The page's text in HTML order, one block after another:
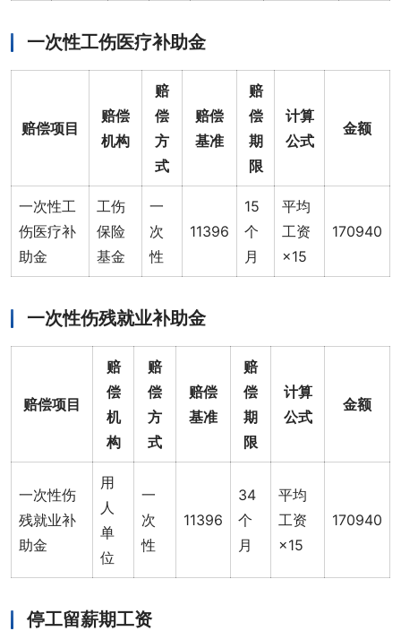
一次性工伤医疗补助金
赔偿项目
赔偿
机构
赔
偿
方
式
赔偿
基准
赔
偿
期
限
计算
公式
金额
一次性工
伤医疗补
助金
工伤
保险
基金
一
次
性
11396
15
个
月
平均
工资
×15
170940
一次性伤残就业补助金
赔偿项目
赔
偿
机
构
赔
偿
方
式
赔偿
基准
赔
偿
期
限
计算
公式
金额
一次性伤
残就业补
助金
用
人
单
位
一
次
性
11396
34
个
月
平均
工资
×15
170940
停工留薪期工资